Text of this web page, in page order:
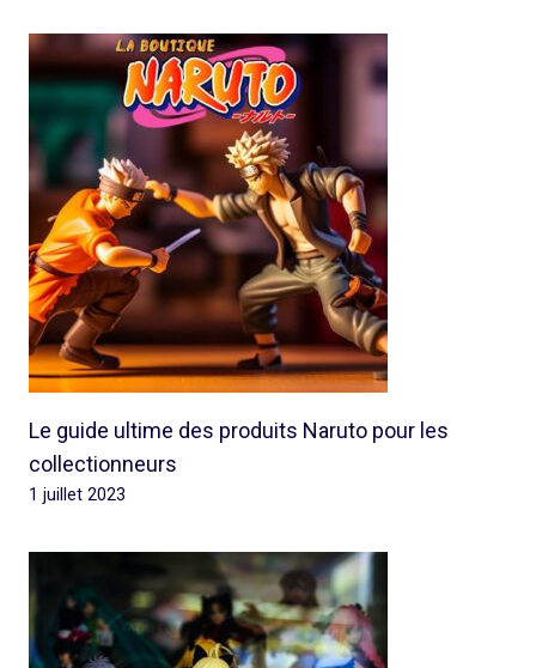
Le guide ultime des produits Naruto pour les
collectionneurs
1 juillet 2023